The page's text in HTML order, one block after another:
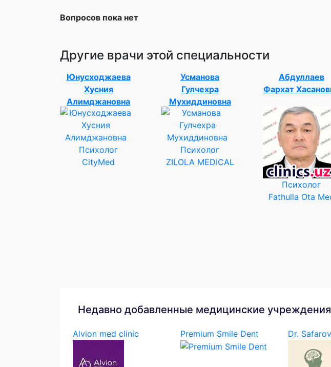
Вопросов пока нет
Другие врачи этой специальности
Юнусходжаева
Хусния
Алимджановна
Психолог
CityMed
Усманова
Гулчехра
Мухиддиновна
Психолог
ZILOLA MEDICAL
Абдуллаев
Фархат
Психолог
Fathulla Ota
Недавно добавленные медицинские учреждения
Alvion med clinic Premium Smile Dent Dr.